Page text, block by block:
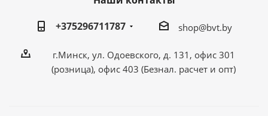
+375296711787
shop@bvt.by
г.Минск, ул. Одоевского, д. 131, офис 301
(розница), офис 403 (Безнал. расчет и опт)